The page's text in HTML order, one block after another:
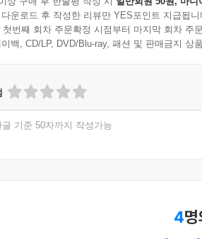
운로드 후 작성한 리뷰만 YES포인트 지급됩니
첫번째 회차 주문확정 시점부터 마지막 회차 주
백, CD/LP, DVD/Blu-ray, 패션 및 판매금지 상
글 기준 50자까지 작성가능
4